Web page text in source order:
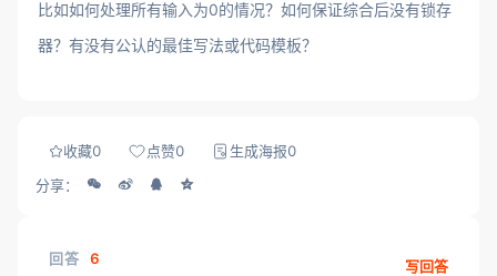
比如如何处理所有输入为0的情况？如何保证综合后没有锁存
器？有没有公认的最佳写法或代码模板？
收藏0 点赞0 生成海报0
分享：
回答 6 写回答